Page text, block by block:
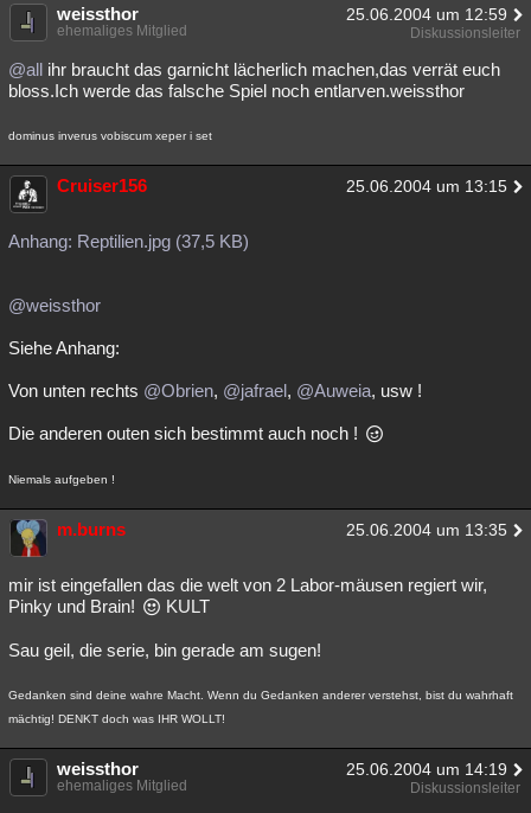
weissthor 25.06.2004 um 12:59
ehemaliges Mitglied Diskussionsleiter
@all ihr braucht das garnicht lächerlich machen,das verrät euch
bloss.Ich werde das falsche Spiel noch entlarven.weissthor
dominus inverus vobiscum xeper i set
Cruiser156 25.06.2004 um 13:15
Anhang: Reptilien.jpg (37,5 KB)
@weissthor
Siehe Anhang:
Von unten rechts @Obrien, @jafrael, @Auweia, usw !
Die anderen outen sich bestimmt auch noch !
Niemals aufgeben !
m.burns 25.06.2004 um 13:35
mir ist eingefallen das die welt von 2 Labor-mäusen regiert wir,
Pinky und Brain!
KULT
Sau geil, die serie, bin gerade am sugen!
Gedanken sind deine wahre Macht. Wenn du Gedanken anderer verstehst, bist du wahrhaft
mächtig! DENKT doch was IHR WOLLT!
weissthor 25.06.2004 um 14:19
ehemaliges Mitglied Diskussionsleiter